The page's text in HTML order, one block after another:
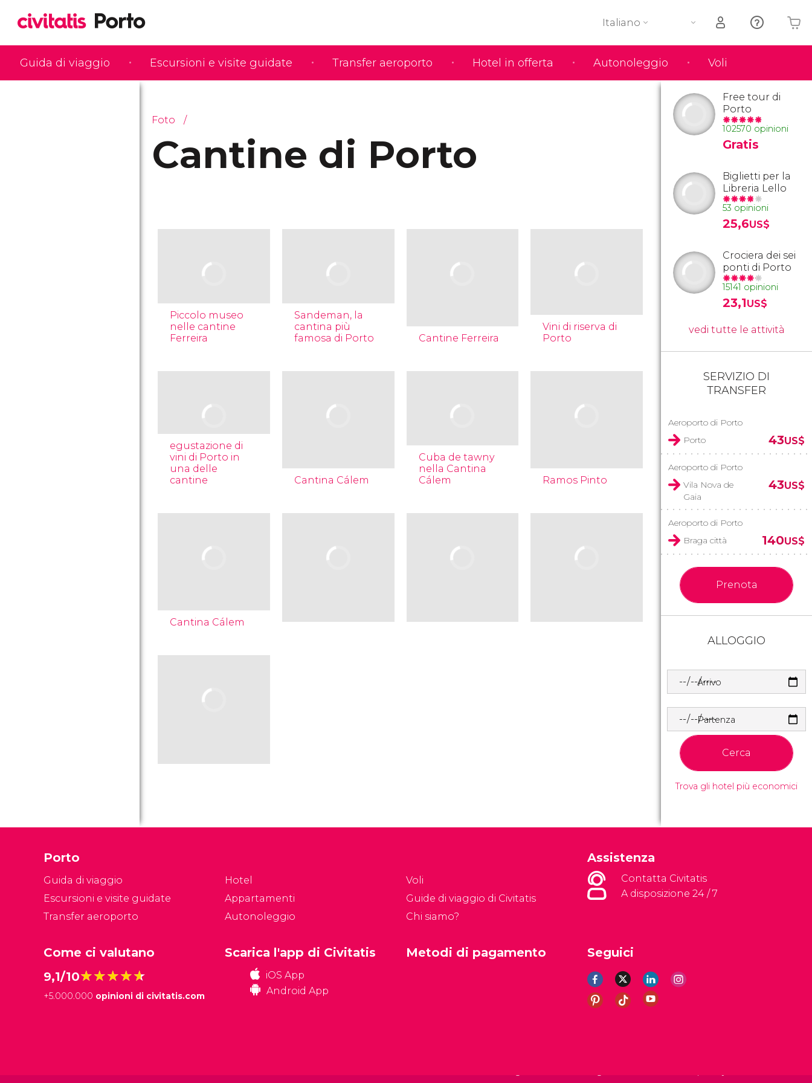
Guida di viaggio Escursioni e visite guidate Transfer aeroporto Hotel in offerta Autonoleggio Voli
Italiano
Il tuo carrello è vuoto
Foto
Cantine di Porto
Piccolo museo
nelle cantine
Ferreira
Sandeman, la
cantina più
famosa di Porto
Cantine Ferreira
Vini di riserva di
Porto
egustazione di
vini di Porto in
una delle
cantine
Cantina Cálem
Cuba de tawny
nella Cantina
Cálem
Ramos Pinto
Cantina Cálem
Free tour di
Porto
102570 opinioni
Gratis
Biglietti per la
Libreria Lello
53 opinioni
25,6US$
Crociera dei sei
ponti di Porto
15141 opinioni
23,1US$
vedi tutte le attività
SERVIZIO DI
TRANSFER
Aeroporto di Porto
Porto
43US$
Aeroporto di Porto
Vila Nova de
Gaia
43US$
Aeroporto di Porto
Braga città
140US$
Prenota
ALLOGGIO
Arrivo
Partenza
Cerca
Trova gli hotel più economici
Porto
Guida di viaggio
Escursioni e visite guidate
Transfer aeroporto
Hotel
Appartamenti
Autonoleggio
Voli
Guide di viaggio di Civitatis
Chi siamo?
Assistenza
Contatta Civitatis
A disposizione 24 / 7
Come ci valutano
9,1/10★★★★★
★★★★★
+5.000.000 opinioni di civitatis.com
Seguici
Scarica l'app di Civitatis
iOS App
Android App
Metodi di pagamento